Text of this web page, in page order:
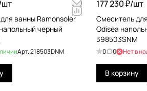
шт
ванны Ramonsoler
черный
Арт.218503DNM
177 230 ₽/шт
Смеситель
Odisea
398503SNM
0 0 Нет в
В корзину